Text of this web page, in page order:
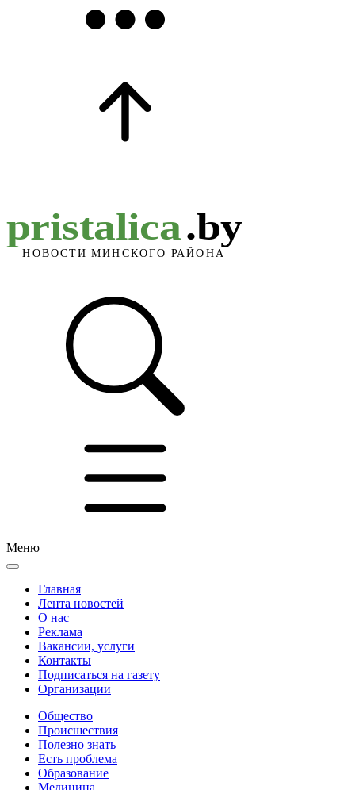
Меню
Главная
Лента новостей
О нас
Реклама
Вакансии, услуги
Контакты
Подписаться на газету
Организации
Общество
Происшествия
Полезно знать
Есть проблема
Образование
Медицина